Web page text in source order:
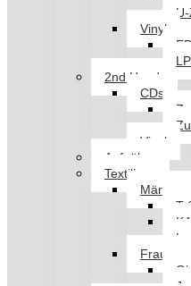
Vinyl
EPs
2nd Hand
CDs
Vinyl
Aufnäher
Textilien
Männer
T-
Frauen